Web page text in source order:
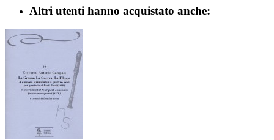
Altri utenti hanno acquistato anche: